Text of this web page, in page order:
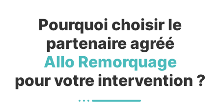
Pourquoi choisir le
partenaire agréé
Allo Remorquage
pour votre intervention ?